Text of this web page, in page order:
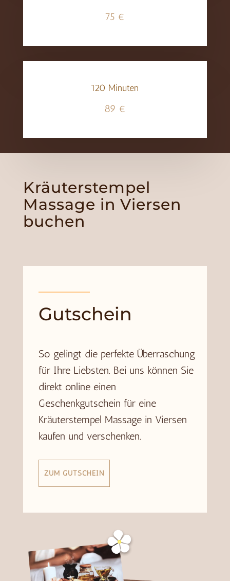
75 €
120 Minuten
89 €
Kräuterstempel
Massage in Viersen
buchen
Gutschein
So gelingt die perfekte Überraschung
für Ihre Liebsten. Bei uns können Sie
direkt online einen
Geschenkgutschein für eine
Kräuterstempel Massage in Viersen
kaufen und verschenken.
ZUM GUTSCHEIN